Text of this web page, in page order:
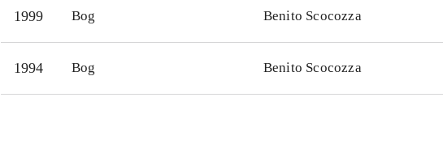
1999 Bog Benito Scocozza
1994 Bog Benito Scocozza